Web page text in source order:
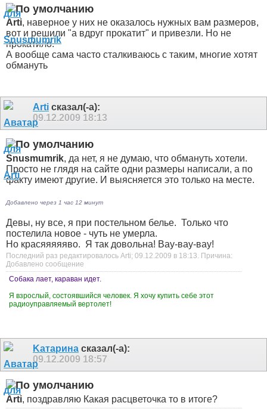
Arti, наверное у них не оказалось нужных вам размеров,
вот и решили "а вдруг прокатит" и привезли. Но не
прокатило.
А вообще сама часто сталкиваюсь с таким, многие хотят
обмануть
Arti сказал(-а):
09.12.2009 18:13
Snusmumrik, да нет, я не думаю, что обмануть хотели.
Просто не глядя на сайте одни размеры написали, а по
факту имеют другие. И выясняется это только на месте.
Добавлено через 1 час 12 минут
Девы, ну все, я при постельном белье. Только что
постелила новое - чуть не умерла.
Но красяяяяяво. Я так довольна! Вау-вау-вау!
Последний раз редактировалось Arti; 09.12.2009 в 18:13. Причина:
Добавлено сообщение
Собака лает, караван идет.
Я взрослый, состоявшийся человек. Я хочу купить себе этот
радиоуправляемый вертолет!
Kатарина сказал(-а):
09.12.2009 18:57
Arti, поздравляю Какая расцветочка то в итоге?